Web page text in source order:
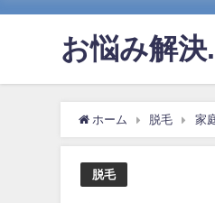
お悩み解
ホーム 脱毛 家
脱毛